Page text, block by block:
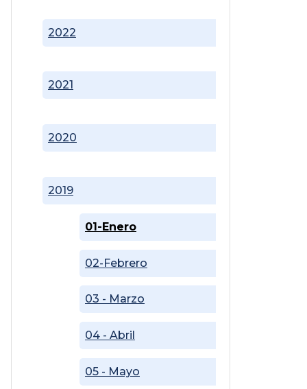
2019
01-Enero
02-Febrero
03 - Marzo
04 - Abril
05 - Mayo
2020
2021
2022